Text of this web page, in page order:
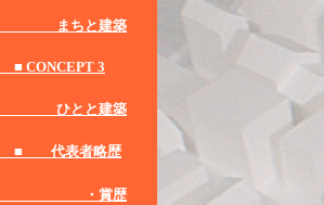
まちと建築
■ CONCEPT 3
ひとと建築
■ 代表者略歴
・賞歴